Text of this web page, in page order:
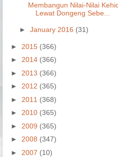
Membangun Nilai-Nilai
Lewat Dongeng Sebe...
► January 2016 (31)
► 2015 (366)
► 2014 (366)
► 2013 (366)
► 2012 (365)
► 2011 (368)
► 2010 (365)
► 2009 (365)
► 2008 (347)
► 2007 (10)